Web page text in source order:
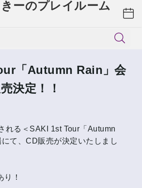
「Autumn Rain」会
決定！！
れる＜SAKI 1st Tour「Autumn
て、CD販売が決定いたしまし
り！